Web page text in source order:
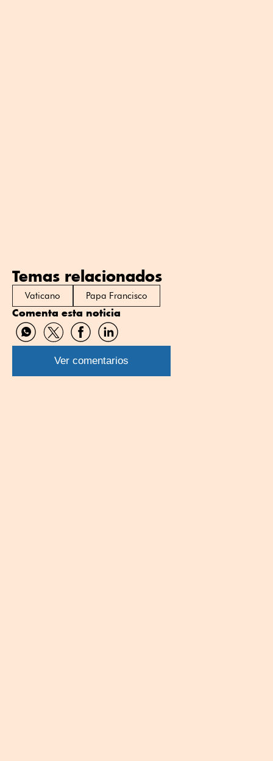
Temas relacionados
Vaticano Papa Francisco
Comenta esta noticia
Compartir
por
WhatsApp
Compartir
por
Twitter
Compartir
por
Facebook
Compartir
por
Linkedin
Ver comentarios